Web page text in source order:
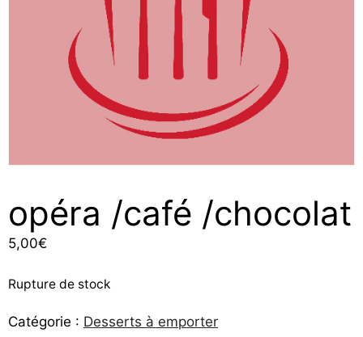
opéra /café /chocolat
5,00€
Rupture de stock
Catégorie : Desserts à emporter